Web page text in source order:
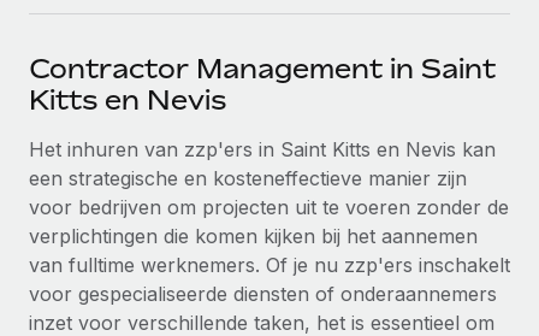
Vraag een expert
Achtergrondonderzoek
Vereenvoudig het screeningsproces van
kandidaten
Compliance Watchtower
Blijf compliance-risico's voor
Een partner worden
Remote Build
Binnenkort beschikbaar
CASESTUDY'S
Inzicht in salaris en talent
Support
Alle bronnen bekijken
BLOG
中文（简体）
Contractor Management in Saint
Kitts en Nevis
Het inhuren van zzp'ers in Saint Kitts en Nevis kan
een strategische en kosteneffectieve manier zijn
voor bedrijven om projecten uit te voeren zonder de
verplichtingen die komen kijken bij het aannemen
van fulltime werknemers. Of je nu zzp'ers inschakelt
voor gespecialiseerde diensten of onderaannemers
inzet voor verschillende taken, het is essentieel om